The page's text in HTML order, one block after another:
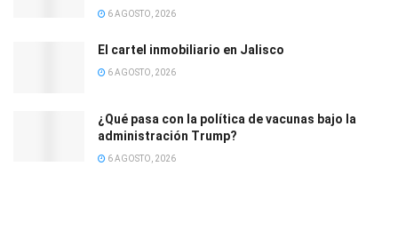
6 AGOSTO, 2026
El cartel inmobiliario en Jalisco
6 AGOSTO, 2026
¿Qué pasa con la política de vacunas bajo la
administración Trump?
6 AGOSTO, 2026